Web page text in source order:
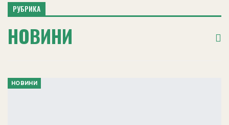
РУБРИКА
НОВИНИ
НОВИНИ